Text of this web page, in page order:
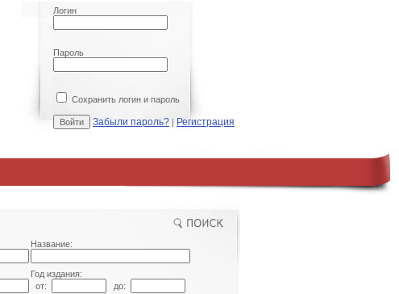
Логин
Пароль
Сохранить логин и пароль
Забыли пароль? | Регистрация
Название:
Год издания:
от:
до: